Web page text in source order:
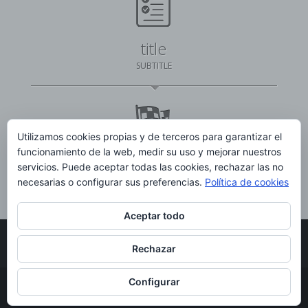
title
SUBTITLE
title
SUBTITLE
Copyright © Laurendi-Zumardi |Aviso legal
Utilizamos cookies propias y de terceros para garantizar el
funcionamiento de la web, medir su uso y mejorar nuestros
servicios. Puede aceptar todas las cookies, rechazar las no
necesarias o configurar sus preferencias. Política de cookies
Aceptar todo
Rechazar
Configurar